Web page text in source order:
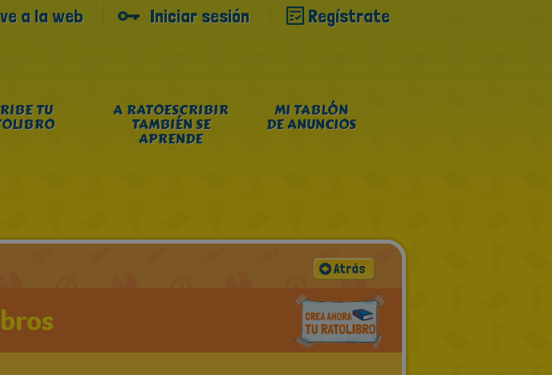
a la web Iniciar sesión Regístrate
TU A RATOESCRIBIR
TAMBIÉN SE
APRENDE
MI TABLÓN
DE ANUNCIOS
Atrás